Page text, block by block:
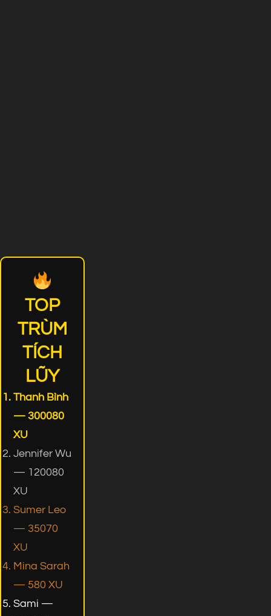
TOP
TRÙM
TÍCH
LŨY
Thanh Bình
— 300080
XU
Jennifer Wu
— 120080
XU
Sumer Leo
— 35070
XU
Mina Sarah
— 580 XU
Sami —